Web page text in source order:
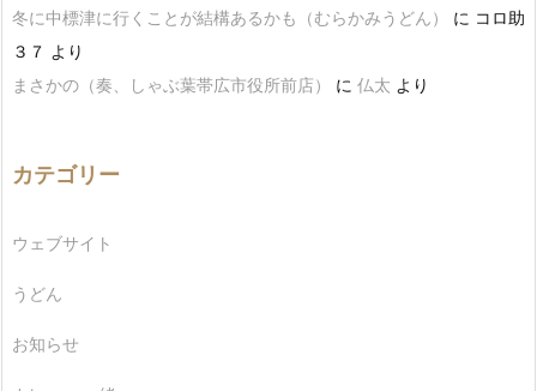
冬に中標津に行くことが結構あるかも（むらかみうどん）
に コロ助
３７ より
まさかの（奏、しゃぶ葉帯広市役所前店）
に 仏太 より
カテゴリー
ウェブサイト
うどん
お知らせ